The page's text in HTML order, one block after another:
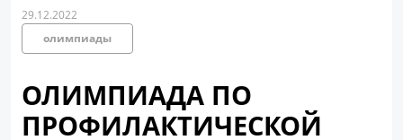
29.12.2022
олимпиады
ОЛИМПИАДА ПО
ПРОФИЛАКТИЧЕСКОЙ